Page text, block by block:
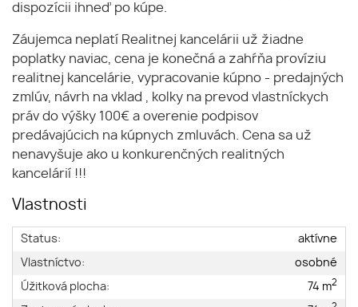
dispozícii ihneď po kúpe.
Záujemca neplatí Realitnej kancelárii už žiadne
poplatky naviac, cena je konečná a zahŕňa províziu
realitnej kancelárie, vypracovanie kúpno - predajných
zmlúv, návrh na vklad , kolky na prevod vlastníckych
práv do výšky 100€ a overenie podpisov
predávajúcich na kúpnych zmluvách. Cena sa už
nenavyšuje ako u konkurenčných realitných
kancelárií !!!
Vlastnosti
Status:
aktívne
Vlastníctvo:
osobné
Úžitková plocha:
74 m2